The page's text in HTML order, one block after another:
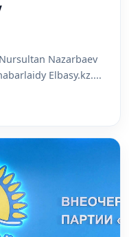
Nazarbaev
Elbasy.kz....